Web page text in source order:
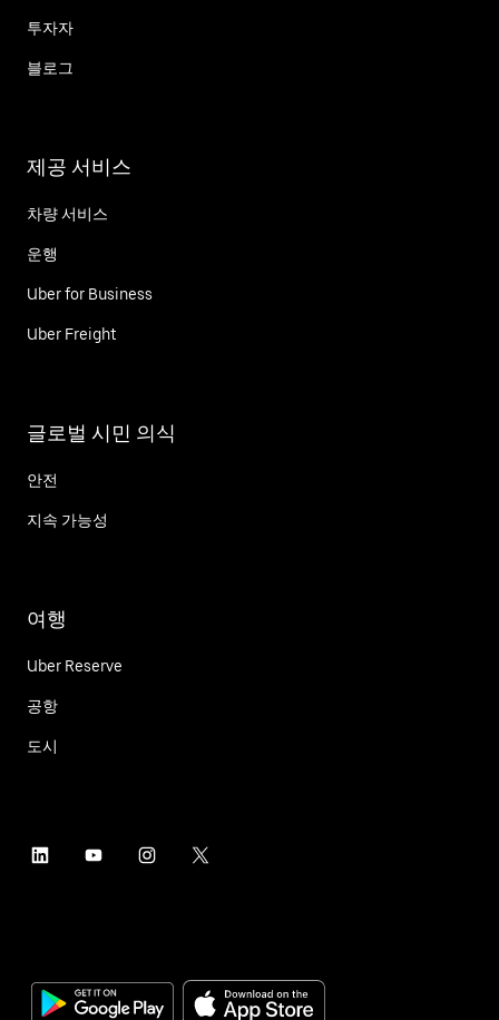
투자자
블로그
제공 서비스
차량 서비스
운행
Uber for Business
Uber Freight
글로벌 시민 의식
안전
지속 가능성
여행
Uber Reserve
공항
도시